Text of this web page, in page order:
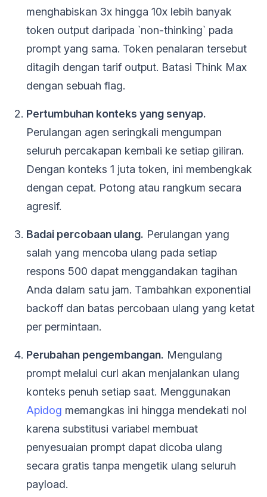
menghabiskan 3x hingga 10x lebih banyak
token output daripada `non-thinking` pada
prompt yang sama. Token penalaran tersebut
ditagih dengan tarif output. Batasi Think Max
dengan sebuah flag.
Pertumbuhan konteks yang senyap.
Perulangan agen seringkali mengumpan
seluruh percakapan kembali ke setiap giliran.
Dengan konteks 1 juta token, ini membengkak
dengan cepat. Potong atau rangkum secara
agresif.
Badai percobaan ulang. Perulangan yang
salah yang mencoba ulang pada setiap
respons 500 dapat menggandakan tagihan
Anda dalam satu jam. Tambahkan exponential
backoff dan batas percobaan ulang yang ketat
per permintaan.
Perubahan pengembangan. Mengulang
prompt melalui curl akan menjalankan ulang
konteks penuh setiap saat. Menggunakan
Apidog memangkas ini hingga mendekati nol
karena substitusi variabel membuat
penyesuaian prompt dapat dicoba ulang
secara gratis tanpa mengetik ulang seluruh
payload.